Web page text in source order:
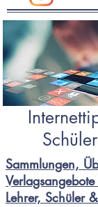
Sammlungen,
Lehrer, Schüler